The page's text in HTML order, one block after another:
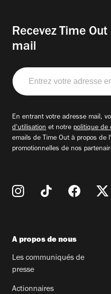
Recevez Time
mail
Entrez
votre
adresse
En entrant votre adresse mail,
d'utilisation et notre politique de
emails de Time Out à propos de
promotionnelles de nos
A propos de nous
Les communiqués de
presse
Actionnaires